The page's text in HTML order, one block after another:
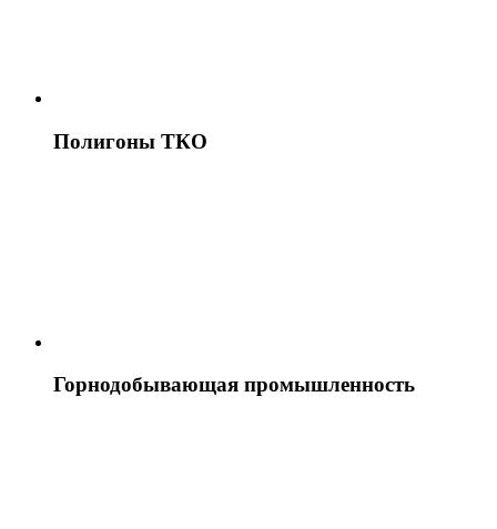
Полигоны ТКО
Горнодобывающая промышленность